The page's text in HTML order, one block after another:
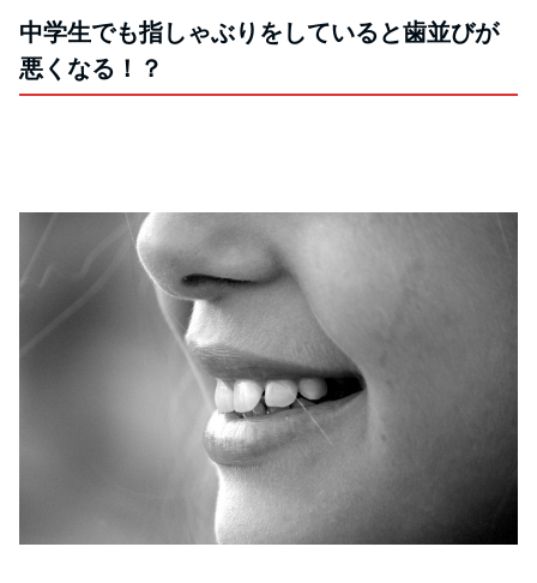
中学生でも指しゃぶりをしていると歯並びが
悪くなる！？